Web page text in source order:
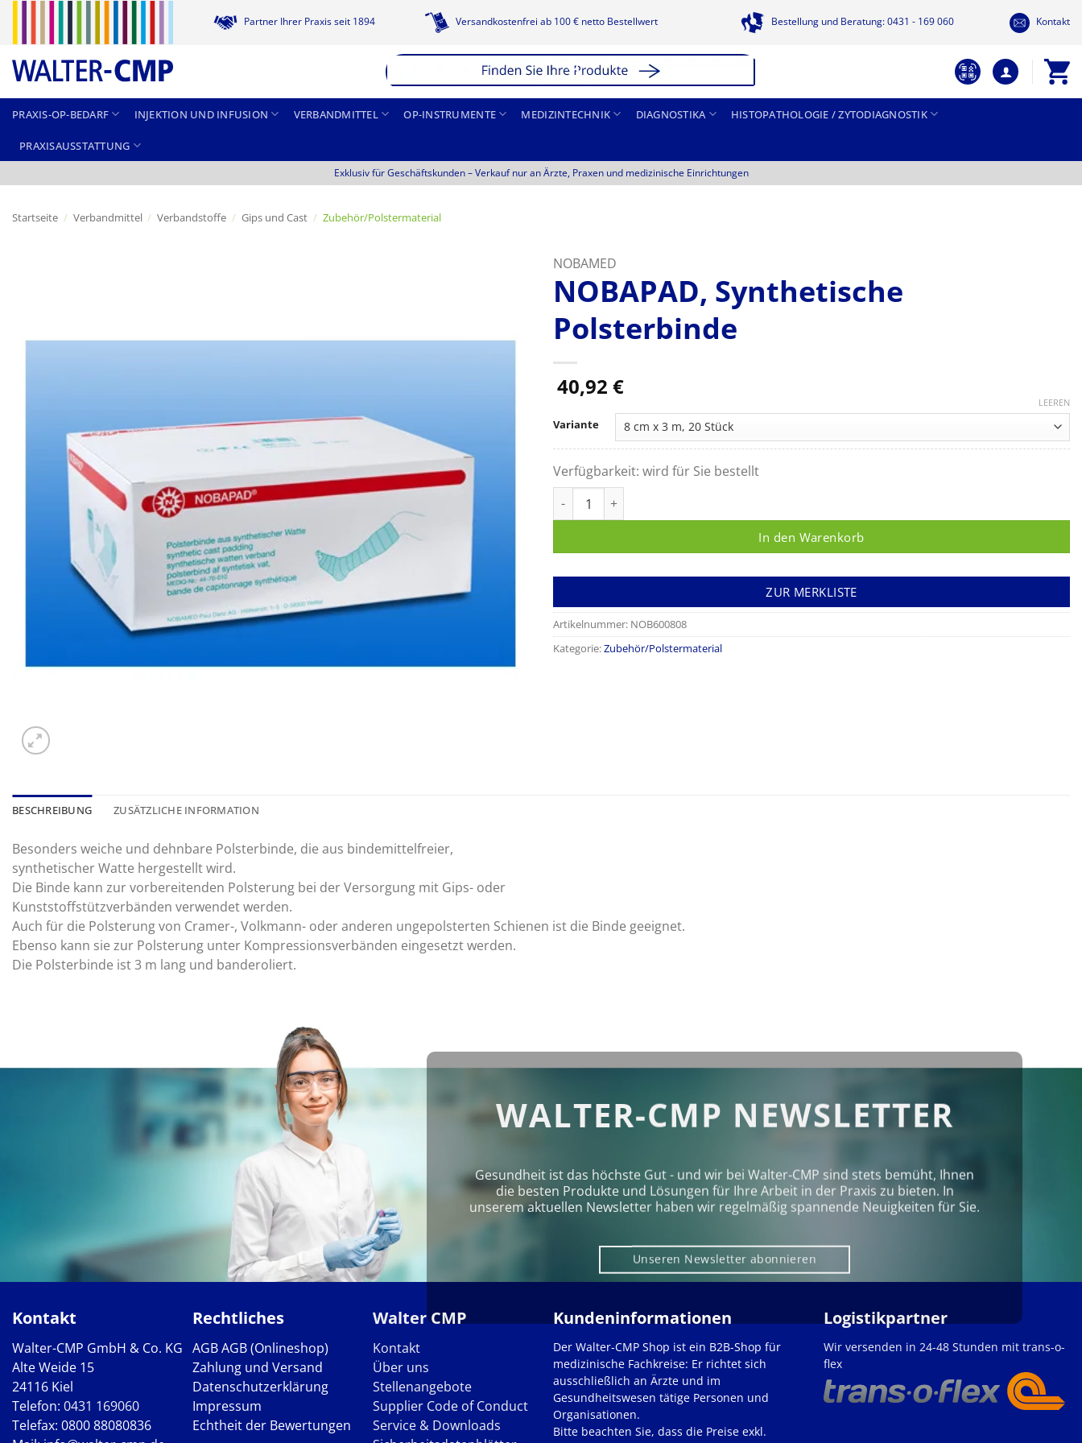
springen
Partner Ihrer Praxis seit 1894 Versandkostenfrei ab 100 € netto Bestellwert Bestellung und Beratung: 0431 - 169 060 Kontakt
PRAXIS-OP-BEDARF INJEKTION UND INFUSION VERBANDMITTEL OP-INSTRUMENTE MEDIZINTECHNIK DIAGNOSTIKA HISTOPATHOLOGIE / ZYTODIAGNOSTIK
PRAXISAUSSTATTUNG
Exklusiv für Geschäftskunden –Verkauf nur an Ärzte, Praxen und medizinische Einrichtungen
Startseite / Verbandmittel / Verbandstoffe / Gips und Cast / Zubehör/Polstermaterial
NOBAMED
NOBAPAD, Synthetische
Polsterbinde
40,92 €
Variante
LEEREN
Verfügbarkeit: wird für Sie bestellt
In den Warenkorb
ZUR MERKLISTE
Artikelnummer: NOB600808
Kategorie:Zubehör/Polstermaterial
BESCHREIBUNG ZUSÄTZLICHE INFORMATION
Besonders weiche und dehnbare Polsterbinde, die aus bindemittelfreier,
synthetischer Watte hergestellt wird.
Die Binde kann zur vorbereitenden Polsterung bei der Versorgung mit Gips- oder
Kunststoffstützverbänden verwendet werden.
Auch für die Polsterung von Cramer-, Volkmann- oder anderen ungepolsterten Schienen ist die Binde geeignet.
Ebenso kann sie zur Polsterung unter Kompressionsverbänden eingesetzt werden.
Die Polsterbinde ist 3 m lang und banderoliert.
WALTER-CMP NEWSLETTER
Gesundheit ist das höchste Gut - und wir bei Walter‑CMP sind stets bemüht, Ihnen
die besten Produkte und Lösungen für Ihre Arbeit in der Praxis zu bieten. In
unserem aktuellen Newsletter haben wir regelmäßig spannende Neuigkeiten für Sie.
Unseren Newsletter abonnieren
Kontakt
Walter-CMP GmbH & Co. KG
Alte Weide 15
24116 Kiel
Telefon: 0431 169060
Telefax: 0800 88080836
Rechtliches
AGBAGB (Onlineshop)
Zahlung und Versand
Datenschutzerklärung
Impressum
Echtheit der Bewertungen
Walter CMP
Kontakt
Über uns
Stellenangebote
Supplier Code of Conduct
Service & Downloads
Kundeninformationen
Der Walter-CMP Shop ist ein B2B-Shop für
medizinische Fachkreise: Er richtet sich
ausschließlich an Ärzte und im
Gesundheitswesen tätige Personen und
Organisationen.
Bitte beachten Sie, dass die Preise exkl.
Logistikpartner
Wir versenden in 24-48 Stunden mit trans-o-
flex